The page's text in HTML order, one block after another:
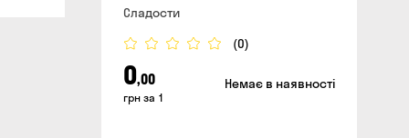
Сладости
(0)
0,00
грн за 1
Немає в наявності